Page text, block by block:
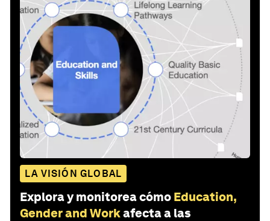
LA VISIÓN GLOBAL
Explora y monitorea cómo Education,
Gender and Workafecta a las